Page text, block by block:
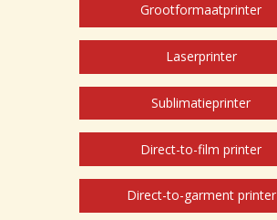
Grootformaatprinter
Laserprinter
Sublimatieprinter
Direct-to-film printer
Direct-to-garment printer